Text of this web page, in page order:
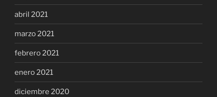
abril 2021
marzo 2021
febrero 2021
enero 2021
diciembre 2020